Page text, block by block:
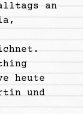
an
heute
und